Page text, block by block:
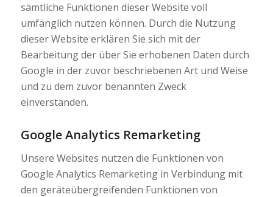
sämtliche Funktionen dieser Website voll
umfänglich nutzen können. Durch die Nutzung
dieser Website erklären Sie sich mit der
Bearbeitung der über Sie erhobenen Daten durch
Google in der zuvor beschriebenen Art und Weise
und zu dem zuvor benannten Zweck
einverstanden.
Google Analytics Remarketing
Unsere Websites nutzen die Funktionen von
Google Analytics Remarketing in Verbindung mit
den geräteübergreifenden Funktionen von